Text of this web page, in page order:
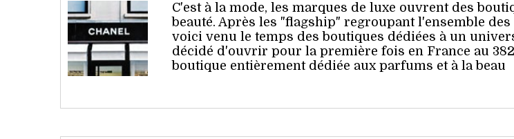
C'est à la mode, les marques de luxe ouvrent des
beauté. Après les "flagship" regroupant l'ensemble
voici venu le temps des boutiques dédiées à un
décidé d'ouvrir pour la première fois en France au
boutique entièrement dédiée aux parfums et à la beau